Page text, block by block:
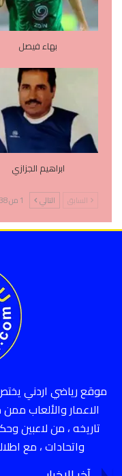
بهاء فيصل
ابراهيم الجزازي
السابق التالي 1 من 138
موقع رياضي اردني
تاريخه ، من لاعبين
واتحادات ، مع